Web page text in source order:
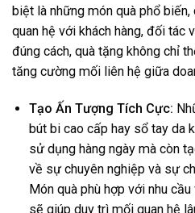
biệt là những món quà phổ
quan hệ với khách hàng, đối tác
đúng cách, quà tặng không chỉ
tăng cường mối liên hệ giữa
Tạo Ấn Tượng Tích Cực:
bút bi cao cấp hay sổ tay da
sử dụng hàng ngày mà còn
về sự chuyên nghiệp và sự
Món quà phù hợp với nhu
sẽ giúp duy trì mối quan hệ